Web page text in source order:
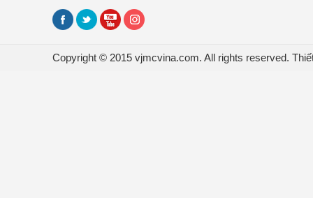
Copyright © 2015 vjmcvina.com. All rights reserved.